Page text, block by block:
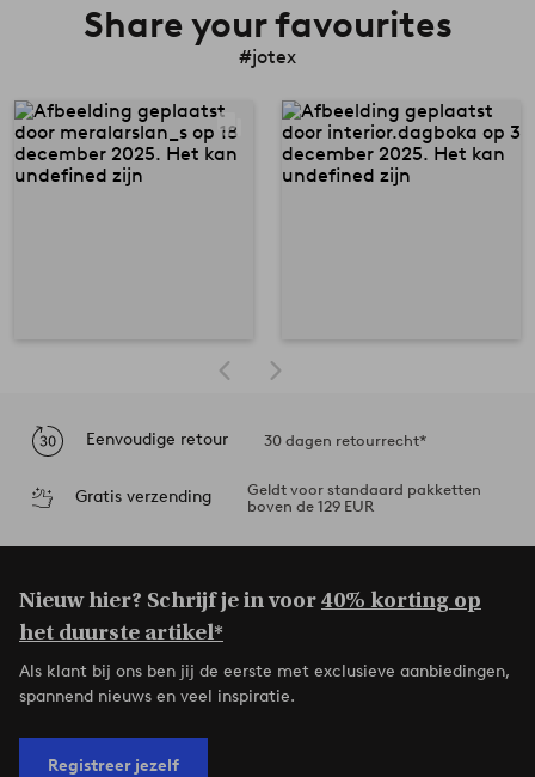
Share your favourites
#jotex
Eenvoudige retour 30 dagen retourrecht*
Gratis verzending
Geldt voor standaard pakketten
boven de 129 EUR
Nieuw hier? Schrijf je in voor40% korting op
het duurste artikel*
Als klant bij ons ben jij de eerste met exclusieve aanbiedingen,
spannend nieuws en veel inspiratie.
Registreer jezelf